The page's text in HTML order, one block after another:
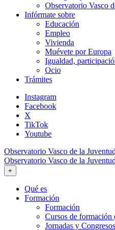
Observatorio Vasco
Infórmate sobre
Educación
Empleo
Vivienda
Muévete por Europa
Igualdad,
Ocio
Trámites
Instagram
Facebook
X
TikTok
Youtube
Observatorio Vasco de la Juventud
Observatorio Vasco de la Juventud
+
Qué es
Formación
Formación
Cursos de formación
Jornadas y